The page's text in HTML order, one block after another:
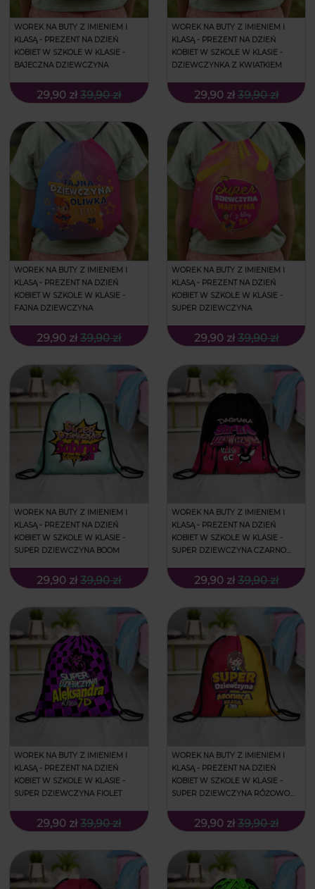
WOREK NA BUTY Z IMIENIEM I
KLASĄ - PREZENT NA DZIEŃ
KOBIET W SZKOLE W KLASIE -
BAJECZNA DZIEWCZYNA
29,90 zł 39,90 zł
WOREK NA BUTY Z IMIENIEM I
KLASĄ - PREZENT NA DZIEŃ
KOBIET W SZKOLE W KLASIE -
DZIEWCZYNKA Z KWIATKIEM
29,90 zł 39,90 zł
WOREK NA BUTY Z IMIENIEM I
KLASĄ - PREZENT NA DZIEŃ
KOBIET W SZKOLE W KLASIE -
FAJNA DZIEWCZYNA
29,90 zł 39,90 zł
WOREK NA BUTY Z IMIENIEM I
KLASĄ - PREZENT NA DZIEŃ
KOBIET W SZKOLE W KLASIE -
SUPER DZIEWCZYNA
29,90 zł 39,90 zł
WOREK NA BUTY Z IMIENIEM I
KLASĄ - PREZENT NA DZIEŃ
KOBIET W SZKOLE W KLASIE -
SUPER DZIEWCZYNA BOOM
29,90 zł 39,90 zł
WOREK NA BUTY Z IMIENIEM I
KLASĄ - PREZENT NA DZIEŃ
KOBIET W SZKOLE W KLASIE -
SUPER DZIEWCZYNA CZARNO
29,90 zł 39,90 zł
WOREK NA BUTY Z IMIENIEM I
KLASĄ - PREZENT NA DZIEŃ
KOBIET W SZKOLE W KLASIE -
SUPER DZIEWCZYNA FIOLET
29,90 zł 39,90 zł
WOREK NA BUTY Z IMIENIEM I
KLASĄ - PREZENT NA DZIEŃ
KOBIET W SZKOLE W KLASIE -
SUPER DZIEWCZYNA RÓŻOWO
29,90 zł 39,90 zł